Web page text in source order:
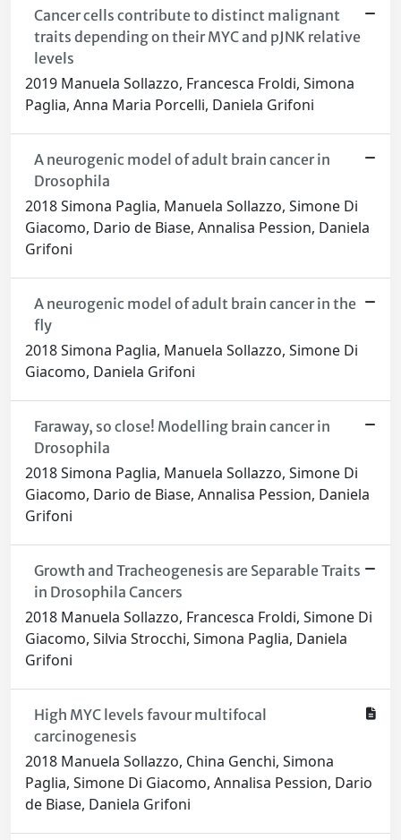
Cancer cells contribute to distinct malignant
traits depending on their MYC and pJNK relative
levels
2019 Manuela Sollazzo, Francesca Froldi, Simona
Paglia, Anna Maria Porcelli, Daniela Grifoni
A neurogenic model of adult brain cancer in
Drosophila
2018 Simona Paglia, Manuela Sollazzo, Simone Di
Giacomo, Dario de Biase, Annalisa Pession, Daniela
Grifoni
A neurogenic model of adult brain cancer in the
fly
2018 Simona Paglia, Manuela Sollazzo, Simone Di
Giacomo, Daniela Grifoni
Faraway, so close! Modelling brain cancer in
Drosophila
2018 Simona Paglia, Manuela Sollazzo, Simone Di
Giacomo, Dario de Biase, Annalisa Pession, Daniela
Grifoni
Growth and Tracheogenesis are Separable Traits
in Drosophila Cancers
2018 Manuela Sollazzo, Francesca Froldi, Simone Di
Giacomo, Silvia Strocchi, Simona Paglia, Daniela
Grifoni
High MYC levels favour multifocal
carcinogenesis
2018 Manuela Sollazzo, China Genchi, Simona
Paglia, Simone Di Giacomo, Annalisa Pession, Dario
de Biase, Daniela Grifoni